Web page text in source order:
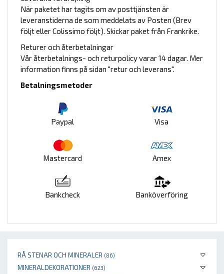
RÅ STENAR OCH MINERALER (86)
MINERALDEKORATIONER (623)
När paketet har tagits om av posttjänsten är
leveranstiderna de som meddelats av Posten (Brev
följt eller Colissimo följt). Skickar paket från Frankrike.
Returer och återbetalningar
Vår återbetalnings- och returpolicy varar 14 dagar. Mer
information finns på sidan "retur och leverans".
Betalningsmetoder
Paypal Visa
Mastercard Amex
Bankcheck Banköverföring